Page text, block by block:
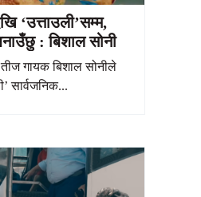
‘उत्ताउली’सम्म,
: बिशाल सोनी
गायक बिशाल सोनीले
सार्वजनिक...